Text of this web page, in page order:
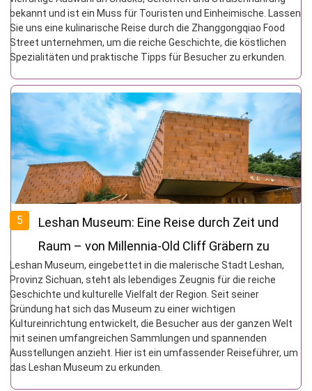
bekannt und ist ein Muss für Touristen und Einheimische. Lassen
Sie uns eine kulinarische Reise durch die Zhanggongqiao Food
Street unternehmen, um die reiche Geschichte, die köstlichen
Spezialitäten und praktische Tipps für Besucher zu erkunden.
5
Leshan Museum: Eine Reise durch Zeit und
Raum – von Millennia-Old Cliff Gräbern zu
einem kulturellen Heiligtum
Leshan Museum, eingebettet in die malerische Stadt Leshan,
Provinz Sichuan, steht als lebendiges Zeugnis für die reiche
Geschichte und kulturelle Vielfalt der Region. Seit seiner
Gründung hat sich das Museum zu einer wichtigen
Kultureinrichtung entwickelt, die Besucher aus der ganzen Welt
mit seinen umfangreichen Sammlungen und spannenden
Ausstellungen anzieht. Hier ist ein umfassender Reiseführer, um
das Leshan Museum zu erkunden.